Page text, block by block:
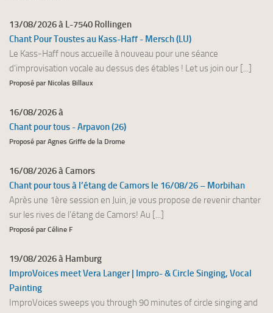
13/08/2026 à L-7540 Rollingen
Chant Pour Toustes au Kass-Haff - Mersch (LU)
Le Kass-Haff nous accueille à nouveau pour une séance
d'improvisation vocale au dessus des étables ! Let us join our [...]
Proposé par Nicolas Billaux
16/08/2026 à
Chant pour tous - Arpavon (26)
Proposé par Agnes Griffe de la Drome
16/08/2026 à Camors
Chant pour tous à l’étang de Camors le 16/08/26 – Morbihan
Après une 1ère session en Juin, je vous propose de revenir chanter
sur les rives de l’étang de Camors! Au [...]
Proposé par Céline F
19/08/2026 à Hamburg
ImproVoices meet Vera Langer | Impro- & Circle Singing, Vocal
Painting
ImproVoices sweeps you through 90 minutes of circle singing and